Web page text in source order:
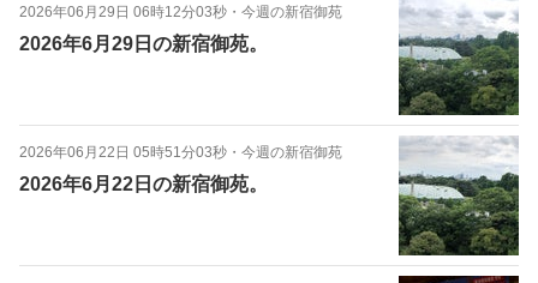
2026年06月29日 06時12分03秒 ・ 今週の新宿御苑
2026年6月29日の新宿御苑。
2026年06月22日 05時51分03秒 ・ 今週の新宿御苑
2026年6月22日の新宿御苑。